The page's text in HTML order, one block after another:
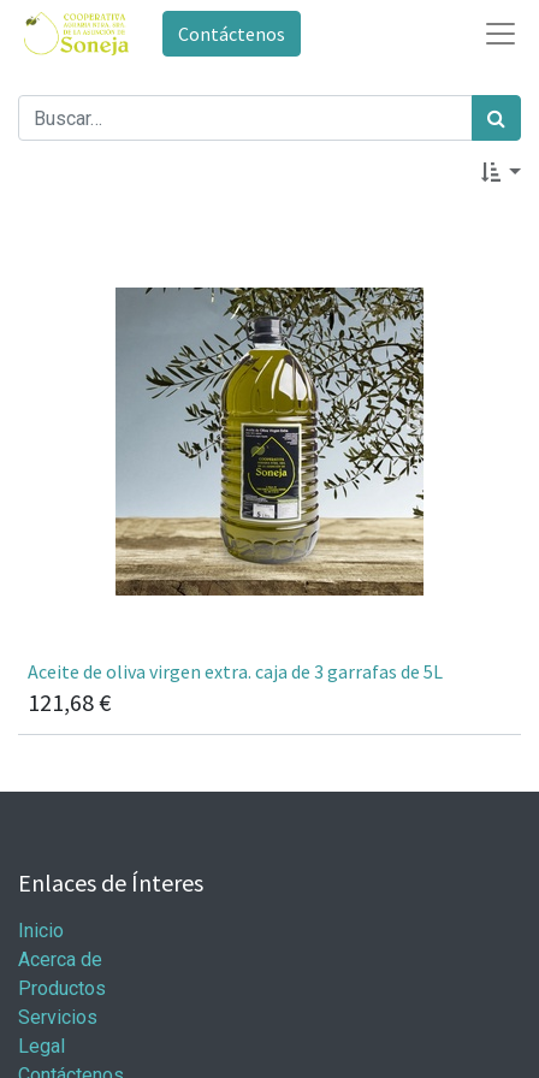
Contáctenos
Aceite de oliva virgen extra. caja de 3 garrafas de 5L
121,68€
Enlaces de Ínteres
Inicio
Acerca de
Productos
Servicios
Legal